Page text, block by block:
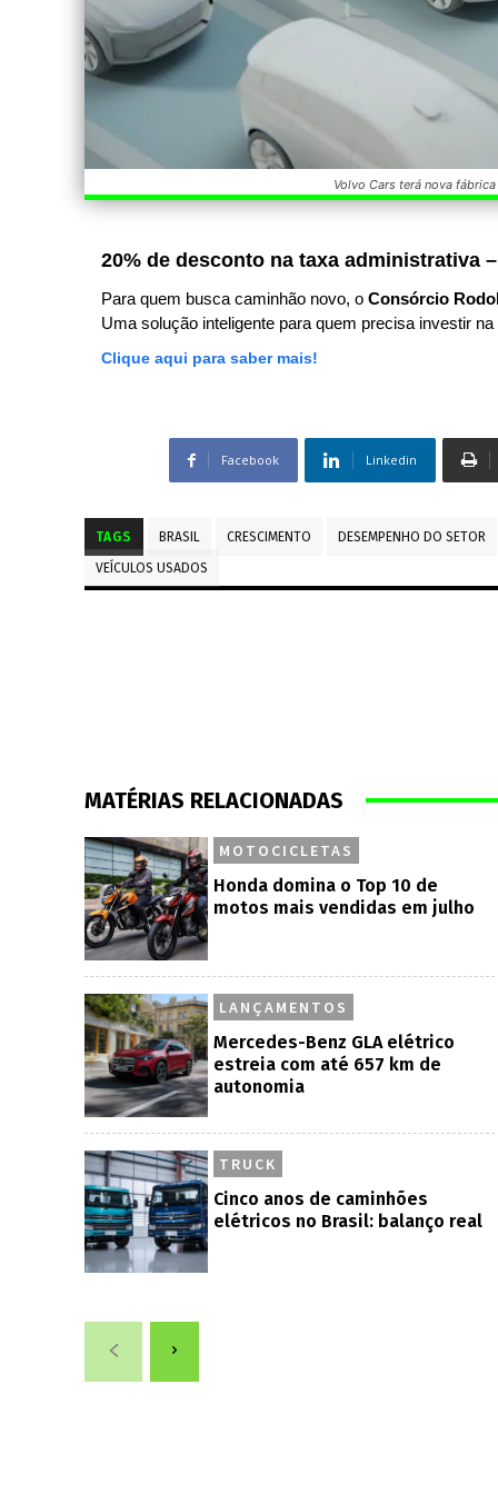
Volvo Cars terá nova
20% de desconto na taxa administrativa
Para quem busca caminhão novo, o Consórcio
Uma solução inteligente para quem precisa investir na
Clique aqui para saber mais!
Facebook Linkedin
TAGS BRASIL CRESCIMENTO
DESEMPENHO DO SETOR
VEÍCULOS USADOS
MATÉRIAS RELACIONADAS
MOTOCICLETAS
Honda domina o Top 10 de
motos mais vendidas em julho
LANÇAMENTOS
Mercedes-Benz GLA elétrico
estreia com até 657 km de
autonomia
TRUCK
Cinco anos de caminhões
elétricos no Brasil: balanço real